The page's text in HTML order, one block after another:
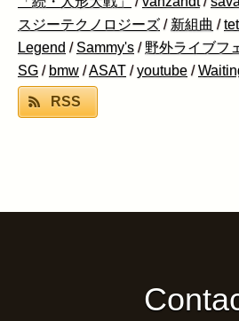
スジーテクノロジーズ / 新組曲 /
Legend /Sammy's / 野外ライブフ
SG / bmw /ASAT /youtube /
RSS